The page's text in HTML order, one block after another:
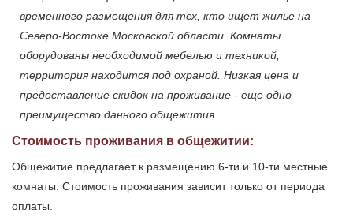
временного размещения для тех, кто ищет жилье на
Северо-Востоке Московской области. Комнаты
оборудованы необходимой мебелью и техникой,
территория находится под охраной. Низкая цена и
предоставление скидок на проживание - еще одно
преимущество данного общежития.
Стоимость проживания в общежитии:
Общежитие предлагает к размещению 6-ти и 10-ти местные
комнаты. Стоимость проживания зависит только от периода
оплаты.